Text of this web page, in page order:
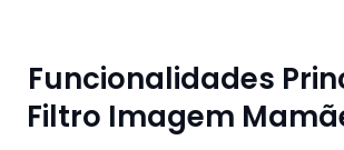
Funcionalidades
Filtro Imagem